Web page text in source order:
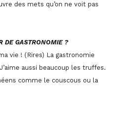
des mets qu’on ne voit pas
DE GASTRONOMIE ?
vie ! (Rires) La gastronomie
aussi beaucoup les truffes.
comme le couscous ou la